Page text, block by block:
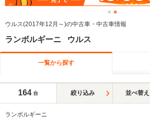
ウルス(2017年12月～)の中古車・中古車情報
ランボルギーニ ウルス
一覧から探す
164 台 絞り込み 並べ替え
ランボルギーニ